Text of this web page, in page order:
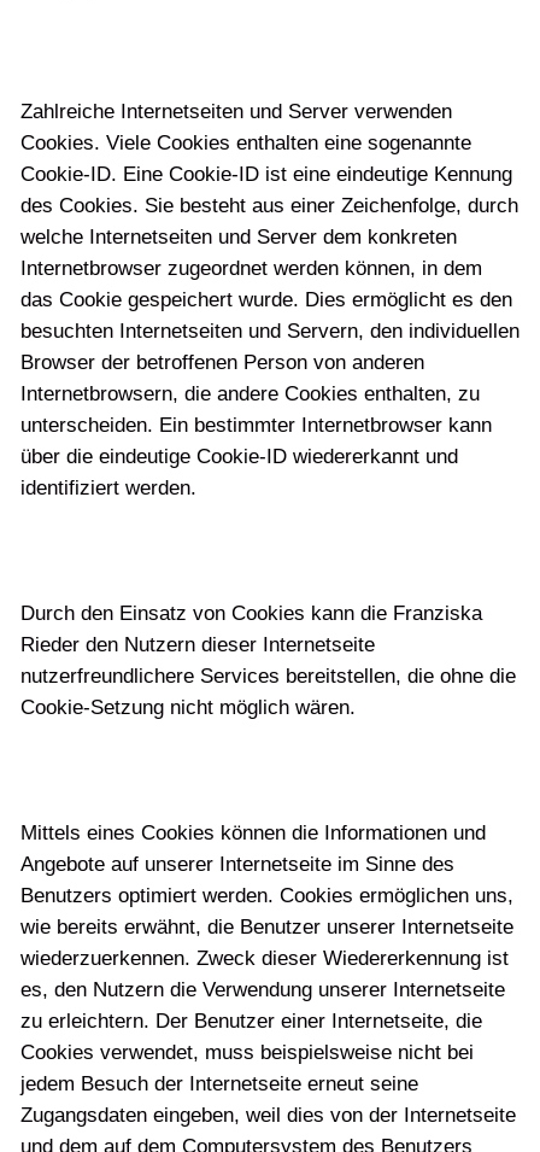
Zahlreiche Internetseiten und Server verwenden
Cookies. Viele Cookies enthalten eine sogenannte
Cookie-ID. Eine Cookie-ID ist eine eindeutige Kennung
des Cookies. Sie besteht aus einer Zeichenfolge, durch
welche Internetseiten und Server dem konkreten
Internetbrowser zugeordnet werden können, in dem
das Cookie gespeichert wurde. Dies ermöglicht es den
besuchten Internetseiten und Servern, den individuellen
Browser der betroffenen Person von anderen
Internetbrowsern, die andere Cookies enthalten, zu
unterscheiden. Ein bestimmter Internetbrowser kann
über die eindeutige Cookie-ID wiedererkannt und
identifiziert werden.
Durch den Einsatz von Cookies kann die Franziska
Rieder den Nutzern dieser Internetseite
nutzerfreundlichere Services bereitstellen, die ohne die
Cookie-Setzung nicht möglich wären.
Mittels eines Cookies können die Informationen und
Angebote auf unserer Internetseite im Sinne des
Benutzers optimiert werden. Cookies ermöglichen uns,
wie bereits erwähnt, die Benutzer unserer Internetseite
wiederzuerkennen. Zweck dieser Wiedererkennung ist
es, den Nutzern die Verwendung unserer Internetseite
zu erleichtern. Der Benutzer einer Internetseite, die
Cookies verwendet, muss beispielsweise nicht bei
jedem Besuch der Internetseite erneut seine
Zugangsdaten eingeben, weil dies von der Internetseite
und dem auf dem Computersystem des Benutzers